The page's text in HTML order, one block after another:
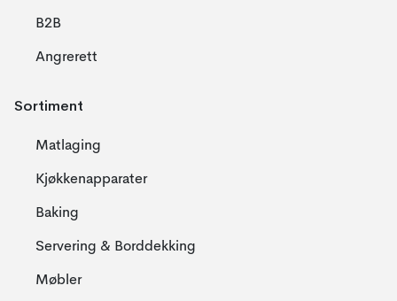
B2B
Angrerett
Sortiment
Matlaging
Kjøkkenapparater
Baking
Servering & Borddekking
Møbler